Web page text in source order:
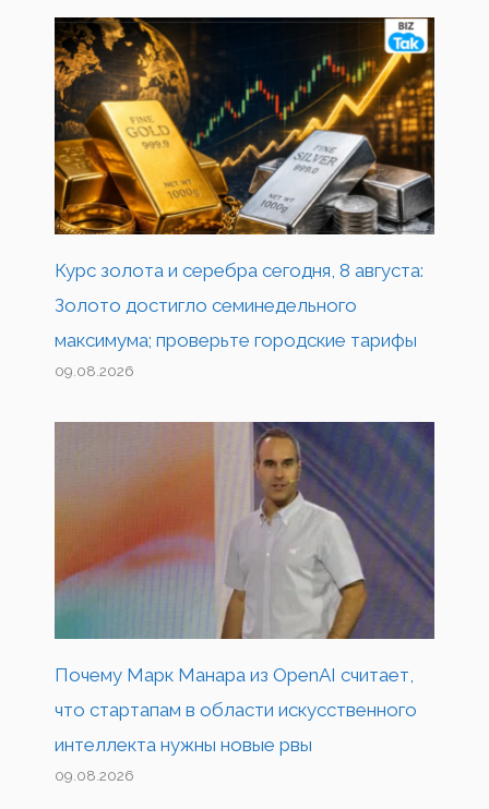
Курс золота и серебра сегодня, 8 августа:
Золото достигло семинедельного
максимума; проверьте городские тарифы
09.08.2026
Почему Марк Манара из OpenAI считает,
что стартапам в области искусственного
интеллекта нужны новые рвы
09.08.2026